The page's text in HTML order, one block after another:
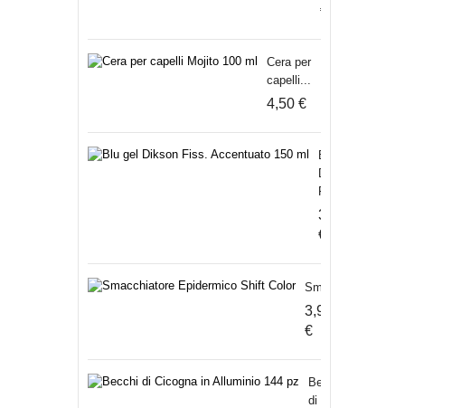
€
Cera per
capelli...
4,50 €
Blu gel
Dikson
Fiss....
3,80
€
Smacchiatore...
3,90
€
Becchi
di